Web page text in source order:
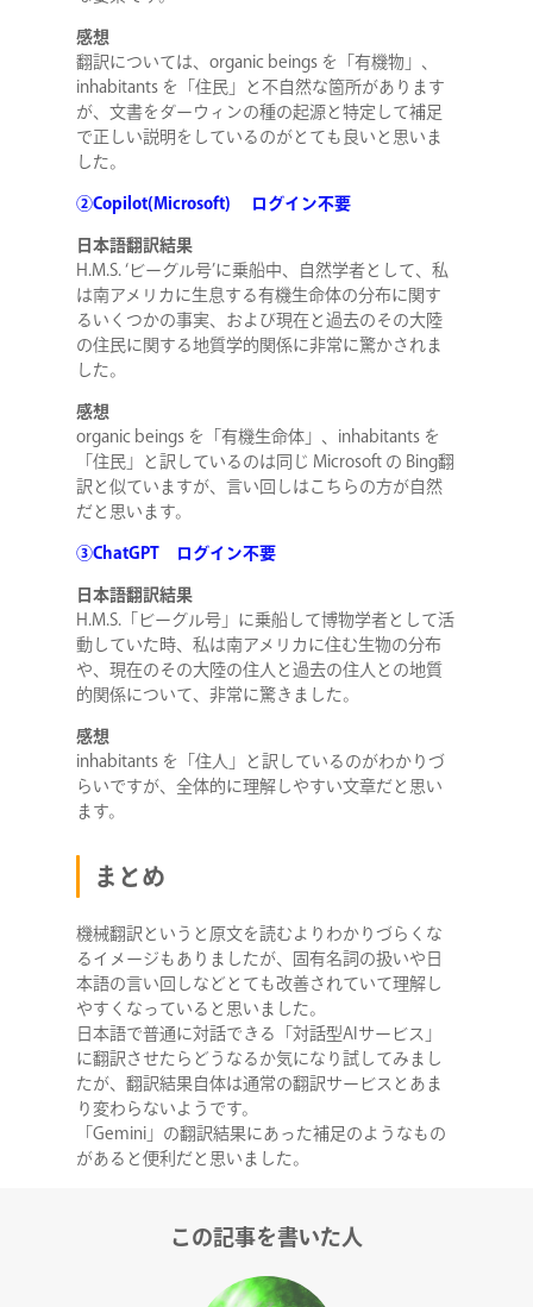
STAFF BLOG
NEWS
CONTACT
RECRUIT
感想
翻訳については、organic beings を「有機物」、
inhabitants を「住民」と不自然な箇所があります
が、文書をダーウィンの種の起源と特定して補足
で正しい説明をしているのがとても良いと思いま
した。
②Copilot(Microsoft) ログイン不要
日本語翻訳結果
H.M.S. ‘ビーグル号’に乗船中、自然学者として、私
は南アメリカに生息する有機生命体の分布に関す
るいくつかの事実、および現在と過去のその大陸
の住民に関する地質学的関係に非常に驚かされま
した。
感想
organic beings を「有機生命体」、inhabitants を
「住民」と訳しているのは同じ Microsoft の Bing翻
訳と似ていますが、言い回しはこちらの方が自然
だと思います。
③ChatGPT ログイン不要
日本語翻訳結果
H.M.S.「ビーグル号」に乗船して博物学者として活
動していた時、私は南アメリカに住む生物の分布
や、現在のその大陸の住人と過去の住人との地質
的関係について、非常に驚きました。
感想
inhabitants を「住人」と訳しているのがわかりづ
らいですが、全体的に理解しやすい文章だと思い
ます。
まとめ
機械翻訳というと原文を読むよりわかりづらくな
るイメージもありましたが、固有名詞の扱いや日
本語の言い回しなどとても改善されていて理解し
やすくなっていると思いました。
日本語で普通に対話できる「対話型AIサービス」
に翻訳させたらどうなるか気になり試してみまし
たが、翻訳結果自体は通常の翻訳サービスとあま
り変わらないようです。
「Gemini」の翻訳結果にあった補足のようなもの
があると便利だと思いました。
この記事を書いた人